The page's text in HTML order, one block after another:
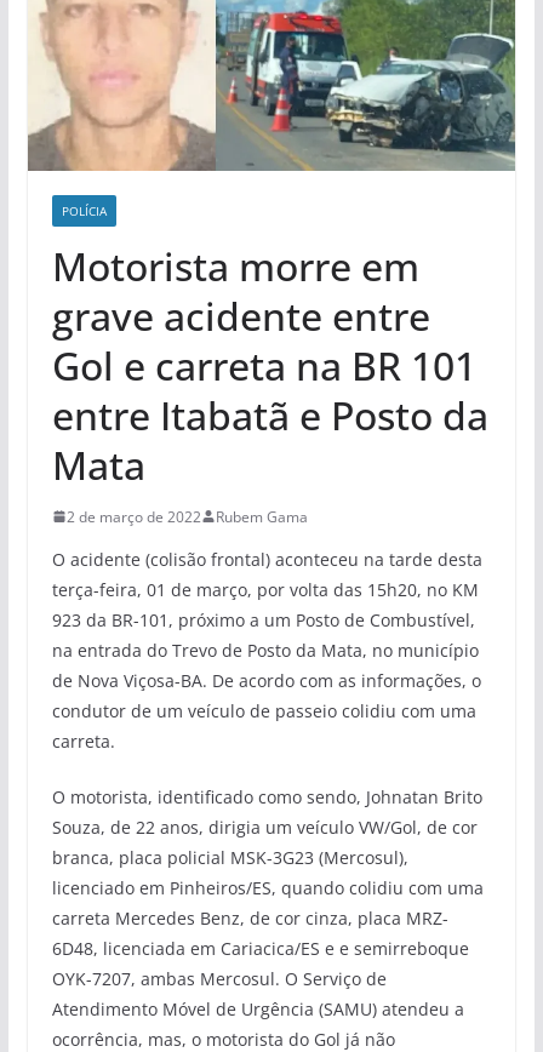
POLÍCIA
Motorista morre em
grave acidente entre
Gol e carreta na BR 101
entre Itabatã e Posto da
Mata
2 de março de 2022 Rubem Gama
O acidente (colisão frontal) aconteceu na tarde desta
terça-feira, 01 de março, por volta das 15h20, no KM
923 da BR-101, próximo a um Posto de Combustível,
na entrada do Trevo de Posto da Mata, no município
de Nova Viçosa-BA. De acordo com as informações, o
condutor de um veículo de passeio colidiu com uma
carreta.
O motorista, identificado como sendo, Johnatan Brito
Souza, de 22 anos, dirigia um veículo VW/Gol, de cor
branca, placa policial MSK-3G23 (Mercosul),
licenciado em Pinheiros/ES, quando colidiu com uma
carreta Mercedes Benz, de cor cinza, placa MRZ-
6D48, licenciada em Cariacica/ES e e semirreboque
OYK-7207, ambas Mercosul. O Serviço de
Atendimento Móvel de Urgência (SAMU) atendeu a
ocorrência, mas, o motorista do Gol já não